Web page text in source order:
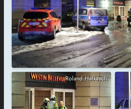
Roland Halkasch